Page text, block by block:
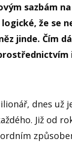
sazbám
že se
jinde. Čím
dnes už
Již od